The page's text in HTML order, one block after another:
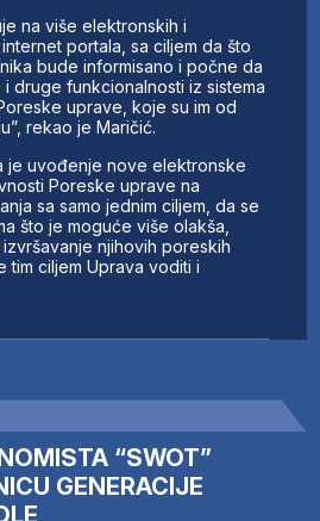
“SWOT”
GENERACIJE
na više elektronskih i
portala, sa ciljem da što
bude informisano i počne da
i druge funkcionalnosti iz sistema
uprave, koje su im od
rekao je Maričić.
je uvođenje nove elektronske
Poreske uprave na
sa samo jednim ciljem, da se
što je moguće više olakša,
njihovih poreskih
tim ciljem Uprava voditi i